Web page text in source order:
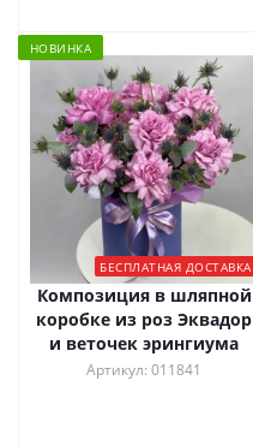
НОВИНКА
БЕСПЛАТНАЯ ДОСТАВКА
Композиция в шляпной
коробке из роз Эквадор
и веточек эрингиума
Артикул: 011841